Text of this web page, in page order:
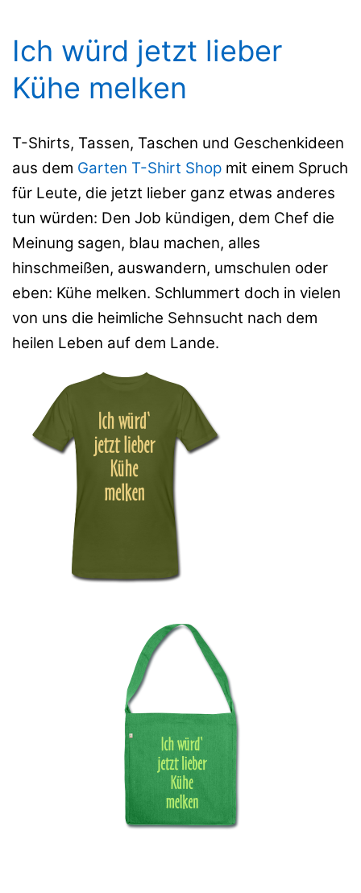
Ich würd jetzt lieber
Kühe melken
T-Shirts, Tassen, Taschen und Geschenkideen
aus dem Garten T-Shirt Shop mit einem Spruch
für Leute, die jetzt lieber ganz etwas anderes
tun würden: Den Job kündigen, dem Chef die
Meinung sagen, blau machen, alles
hinschmeißen, auswandern, umschulen oder
eben: Kühe melken. Schlummert doch in vielen
von uns die heimliche Sehnsucht nach dem
heilen Leben auf dem Lande.